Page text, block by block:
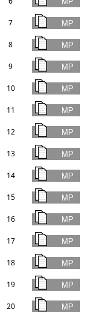
7
8
9
10
11
12
13
14
15
16
17
18
19
20